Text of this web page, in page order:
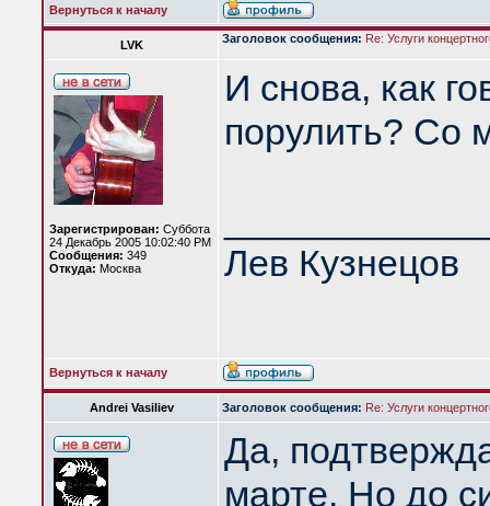
Вернуться к началу
LVK Заголовок сообщения: Re: Услуги
Зарегистрирован: Суббота
24 Декабрь 2005 10:02:40 PM
Сообщения: 349
Откуда: Москва
И снова, как
порулить? Со
Лев Кузнецов
Вернуться к началу
Andrei Vasiliev Заголовок сообщения: Re: Услуги
Да,
марте. Но до